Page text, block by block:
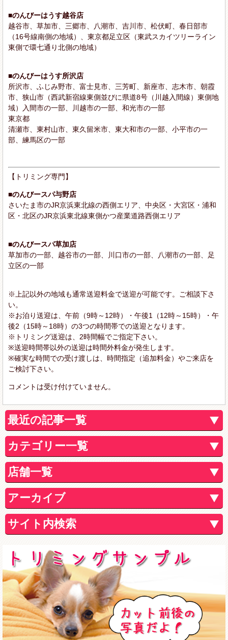
■のんびーはうす越谷店
越谷市、草加市、三郷市、八潮市、吉川市、松伏町、春日部市
（16号線南側の地域）、東京都足立区（東武スカイツリーライン
東側で環七通り北側の地域）
■のんびーはうす所沢店
所沢市、ふじみ野市、富士見市、三芳町、新座市、志木市、朝霞
市、狭山市（西武新宿線東側並びに県道8号（川越入間線）東側地
域）入間市の一部、川越市の一部、和光市の一部
東京都
清瀬市、東村山市、東久留米市、東大和市の一部、小平市の一
部、練馬区の一部
【トリミング専門】
■のんびースパ与野店
さいたま市のJR京浜東北線の西側エリア、中央区・大宮区・浦和
区・北区のJR京浜東北線東側かつ産業道路西側エリア
■のんびースパ草加店
草加市の一部、越谷市の一部、川口市の一部、八潮市の一部、足
立区の一部
※上記以外の地域も通常送迎料金で送迎が可能です。ご相談下さ
い。
※お泊り送迎は、午前（9時～12時）・午後1（12時～15時）・午
後2（15時～18時）の3つの時間帯での送迎となります。
※トリミング送迎は、2時間幅でご指定下さい。
※送迎時間帯以外の送迎は時間外料金が発生します。
※確実な時間での受け渡しは、時間指定（追加料金）やご来店を
ご検討下さい。
コメントは受け付けていません。
最近の記事一覧
カテゴリー一覧
店舗一覧
アーカイブ
サイト内検索